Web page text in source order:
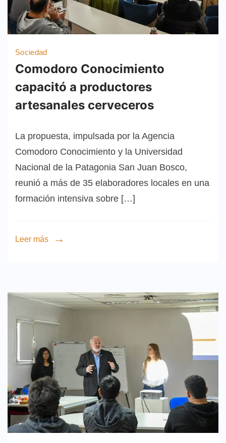
Sociedad
Comodoro Conocimiento
capacitó a productores
artesanales cerveceros
La propuesta, impulsada por la Agencia
Comodoro Conocimiento y la Universidad
Nacional de la Patagonia San Juan Bosco,
reunió a más de 35 elaboradores locales en una
formación intensiva sobre […]
Leer más